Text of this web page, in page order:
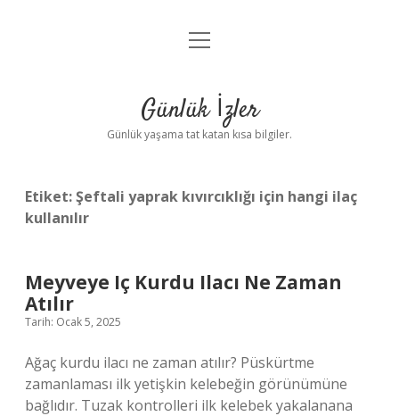
Anasayfa
Yasal Uyarı
menüyü
Günlük İzler
Günlük yaşama tat katan kısa bilgiler.
Etiket:Şeftali yaprak kıvırcıklığı için hangi ilaç
kullanılır
Meyveye Iç Kurdu Ilacı Ne Zaman
Atılır
Tarih: Ocak 5, 2025
Ağaç kurdu ilacı ne zaman atılır? Püskürtme
zamanlaması ilk yetişkin kelebeğin görünümüne
bağlıdır. Tuzak kontrolleri ilk kelebek yakalanana